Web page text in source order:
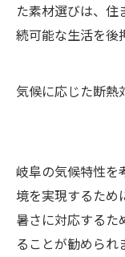
た素材選びは、
続可能な生活を後
気候に応じた断熱
岐阜の気候特性を
境を実現するため
暑さに対応するた
ることが勧められ